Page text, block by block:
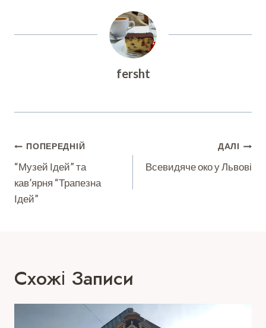
fersht
Навігація
Записів
ПОПЕРЕДНІЙ
“Музей Ідей” та
кав’ярня “Трапезна
Ідей”
ДАЛІ
Всевидяче око у Львові
Схожі Записи